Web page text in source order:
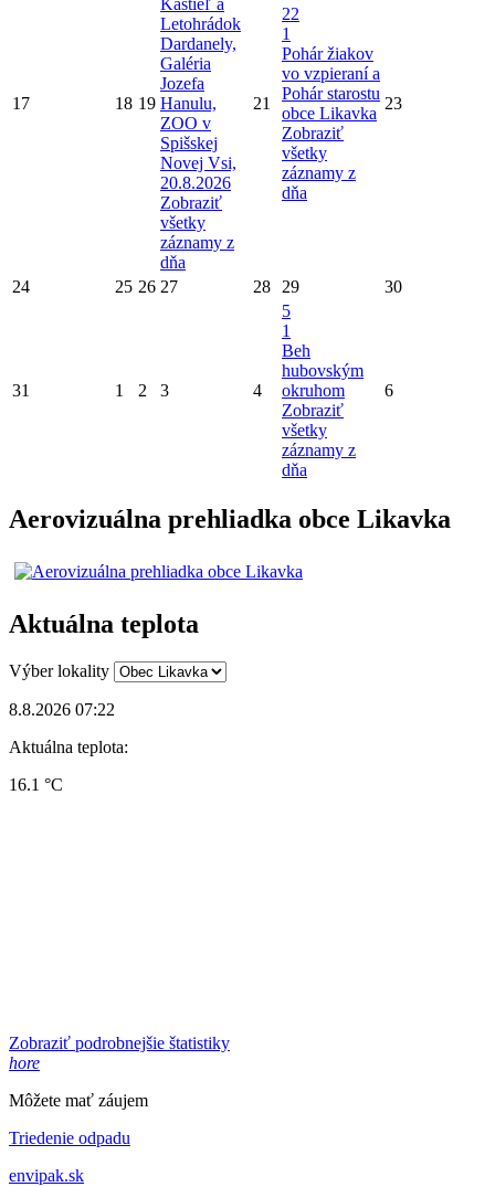
17 18 19
Letohrádok
Dardanely,
Galéria
Jozefa
Hanulu,
ZOO v
Spišskej
Novej Vsi,
20.8.2026
Zobraziť
všetky
záznamy z
dňa
21
22
1
Pohár žiakov
vo vzpieraní a
Pohár starostu
obce Likavka
Zobraziť
všetky
záznamy z
dňa
23
24 25 26 27 28 29 30
31 1 2 3 4
5
1
Beh
hubovským
okruhom
Zobraziť
všetky
záznamy z
dňa
6
Aerovizuálna prehliadka obce Likavka
Aktuálna teplota
Výber lokality
8.8.2026 07:22
Aktuálna teplota:
16.1 °C
Zobraziť podrobnejšie štatistiky
hore
Môžete mať záujem
Triedenie odpadu
envipak.sk